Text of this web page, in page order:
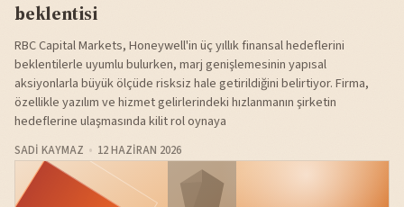
beklentisi
RBC Capital Markets, Honeywell'in üç yıllık finansal hedeflerini
beklentilerle uyumlu bulurken, marj genişlemesinin yapısal
aksiyonlarla büyük ölçüde risksiz hale getirildiğini belirtiyor. Firma,
özellikle yazılım ve hizmet gelirlerindeki hızlanmanın şirketin
hedeflerine ulaşmasında kilit rol oynaya
SADI KAYMAZ 12 HAZIRAN 2026